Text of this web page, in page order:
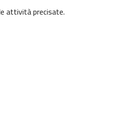
attività precisate.